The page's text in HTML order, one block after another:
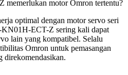
motor Omron tertentu?
optimal dengan motor servo seri
ECT-Z sering kali dapat
lain yang kompatibel. Selalu
Omron untuk pemasangan
direkomendasikan.